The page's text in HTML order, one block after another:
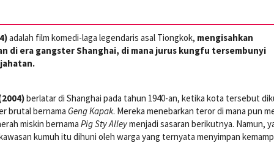
adalah film komedi-laga legendaris asal Tiongkok, mengisahkan
di era gangster Shanghai, di mana jurus kungfu tersembunyi
berlatar di Shanghai pada tahun 1940-an, ketika kota tersebut
brutal bernama Geng Kapak. Mereka menebarkan teror di mana pun
miskin bernama Pig Sty Alleymenjadi sasaran berikutnya. Namun,
kumuh itu dihuni oleh warga yang ternyata menyimpan